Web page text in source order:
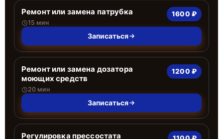
Ремонт или замена патрубка
15 мин
1600 ₽
Записаться
Ремонт или замена дозатора
моющих средств
20 мин
1200 ₽
Записаться
Регулировка прессостата